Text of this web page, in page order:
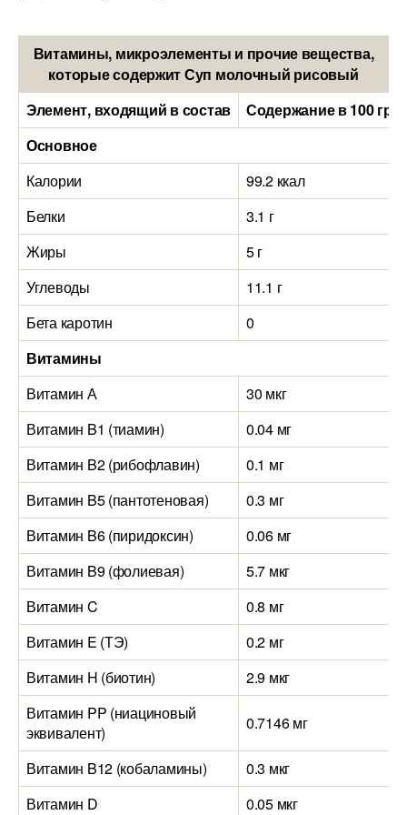
Витамины, микроэлементы и прочие вещества,
которые содержит Суп молочный рисовый
Элемент, входящий в состав
Содержание в 100
Основное
Калории
99.2 ккал
Белки
3.1 г
Жиры
5 г
Углеводы
11.1 г
Бета каротин
0
Витамины
Витамин А
30 мкг
Витамин B1 (тиамин)
0.04 мг
Витамин B2 (рибофлавин)
0.1 мг
Витамин B5 (пантотеновая)
0.3 мг
Витамин B6 (пиридоксин)
0.06 мг
Витамин B9 (фолиевая)
5.7 мкг
Витамин C
0.8 мг
Витамин E (ТЭ)
0.2 мг
Витамин H (биотин)
2.9 мкг
Витамин PP (ниациновый
эквивалент)
0.7146 мг
Витамин B12 (кобаламины)
0.3 мкг
Витамин D
0.05 мкг